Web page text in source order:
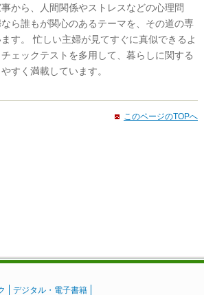
から、人間関係やストレスなどの心理問
ら誰もが関心のあるテーマを、その道の専
す。 忙しい主婦が見てすぐに真似できるよ
ェックテストを多用して、暮らしに関する
すく満載しています。
このページのTOPへ
デジタル・電子書籍